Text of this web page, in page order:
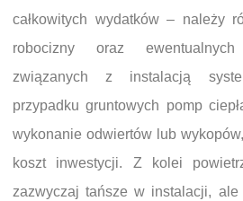
całkowitych wydatków – należy
robocizny oraz
związanych z instalacją
przypadku gruntowych pomp
wykonanie odwiertów lub
koszt inwestycji. Z kolei
zazwyczaj tańsze w instalacji,